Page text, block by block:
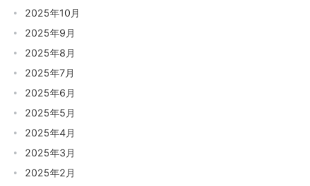
2025年10月
2025年9月
2025年8月
2025年7月
2025年6月
2025年5月
2025年4月
2025年3月
2025年2月